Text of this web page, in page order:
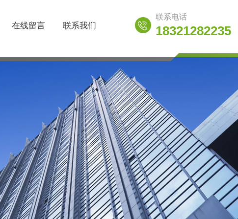
在线留言 联系我们
联系电话
18321282235